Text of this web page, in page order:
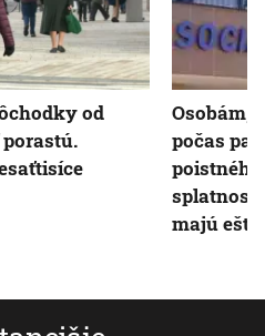
od
Osobám,
počas
majú